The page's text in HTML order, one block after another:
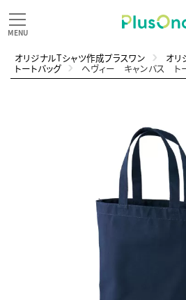
オリジナルTシャツ作成プラスワン オリ
トートバッグ ヘヴィー キャンバス ト